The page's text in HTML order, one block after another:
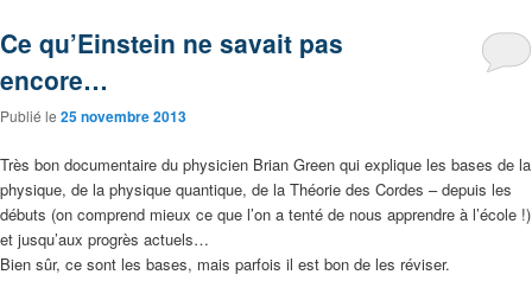
Ce qu’Einstein ne savait pas
encore…
Publié le 25 novembre 2013
Très bon documentaire du physicien Brian Green qui explique les bases de la
physique, de la physique quantique, de la Théorie des Cordes – depuis les
débuts (on comprend mieux ce que l’on a tenté de nous apprendre à l’école !)
et jusqu’aux progrès actuels…
Bien sûr, ce sont les bases, mais parfois il est bon de les réviser.